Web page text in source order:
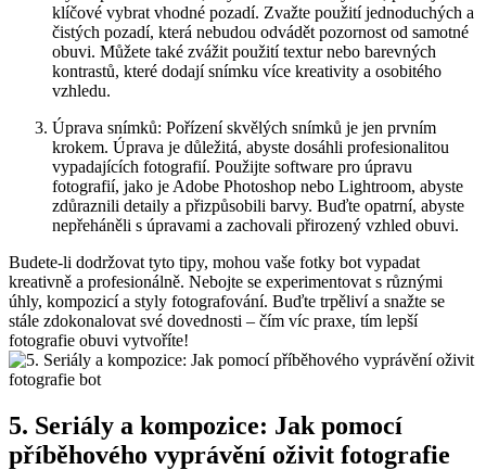
klíčové vybrat vhodné pozadí. Zvažte použití ​jednoduchých⁤ a
čistých pozadí, která nebudou odvádět pozornost od samotné
obuvi. Můžete také⁣ zvážit použití​ textur‌ nebo barevných
kontrastů, ​které ⁢dodají snímku více kreativity a osobitého
vzhledu.
Úprava snímků: Pořízení⁢ skvělých snímků je jen prvním
krokem. Úprava je důležitá,⁢ abyste dosáhli‌ profesionalitou
vypadajících fotografií.⁤ Použijte software pro úpravu
fotografií, jako ⁤je Adobe Photoshop nebo Lightroom, abyste‍
zdůraznili‌ detaily ⁣a přizpůsobili ​barvy. Buďte ​opatrní, abyste
nepřeháněli s úpravami‌ a zachovali přirozený vzhled⁢ obuvi.
Budete-li dodržovat tyto tipy, mohou vaše​ fotky bot vypadat
‌kreativně a profesionálně. ‌Nebojte se experimentovat s různými
⁢úhly, kompozicí a styly fotografování. Buďte trpěliví a snažte se‍
stále ‍zdokonalovat své dovednosti – čím⁣ víc praxe, tím lepší
fotografie obuvi vytvoříte!
5. Seriály a kompozice: Jak pomocí
příběhového‌ vyprávění oživit fotografie